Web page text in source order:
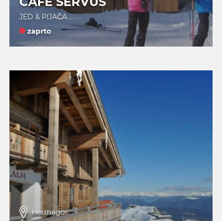
JED & PIJAČA
zaprto
Hermagor